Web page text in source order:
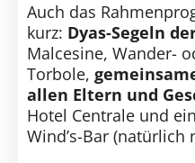
Auch das
kurz: Dyas-Segeln
Malcesine, Wander-
Torbole,
allen Eltern und
Hotel Centrale und
Wind’s-Bar